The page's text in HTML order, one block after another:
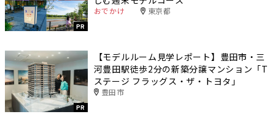
PR
おでかけ 東京都
PR
【モデルルーム見学レポート】豊田市・三
河豊田駅徒歩2分の新築分譲マンション「T
ステージ フラッグス・ザ・トヨタ」
豊田市